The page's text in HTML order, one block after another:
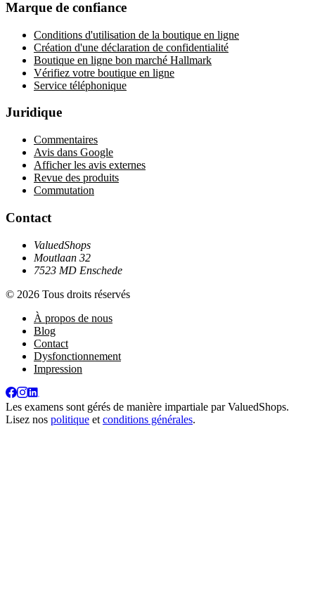
Marque de confiance
Conditions d'utilisation de la boutique en ligne
Création d'une déclaration de confidentialité
Boutique en ligne bon marché Hallmark
Vérifiez votre boutique en ligne
Service téléphonique
Juridique
Commentaires
Avis dans Google
Afficher les avis externes
Revue des produits
Commutation
Contact
ValuedShops
Moutlaan 32
7523 MD Enschede
© 2026 Tous droits réservés
À propos de nous
Blog
Contact
Dysfonctionnement
Impression
Les examens sont gérés de manière impartiale parValuedShops.
Lisez nos politique et conditions générales.